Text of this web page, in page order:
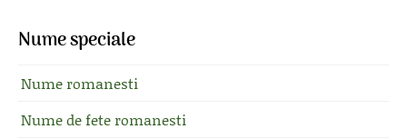
Nume speciale
Nume romanesti
Nume de fete romanesti